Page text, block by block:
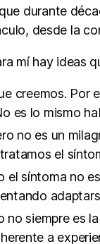
durante
desde la
mí hay ideas
creemos. Por
es lo mismo
no es un
el
síntoma no
siempre es
a